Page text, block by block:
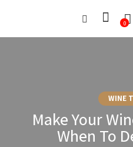
0
WINE
Make Your
When To